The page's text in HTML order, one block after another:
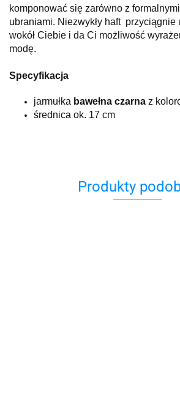
komponować się zarówno z
ubraniami. Niezwykły haft przyciągnie
wokół Ciebie i da Ci możliwość
modę.
Specyfikacja
jarmułka bawełna czarna z
średnica ok. 17 cm
Produkty